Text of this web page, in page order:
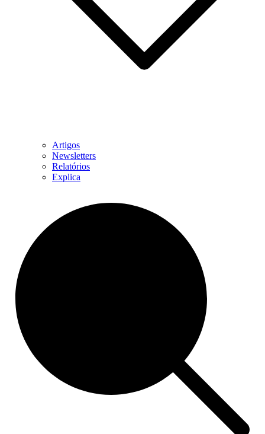
Artigos
Newsletters
Relatórios
Explica